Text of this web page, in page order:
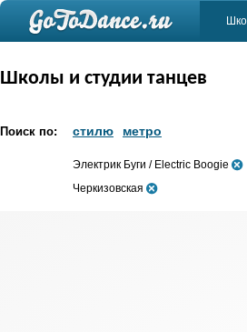
Школы и студии танцев
Поиск по: стилю метро
Электрик Буги / Electric Boogie
Черкизовская